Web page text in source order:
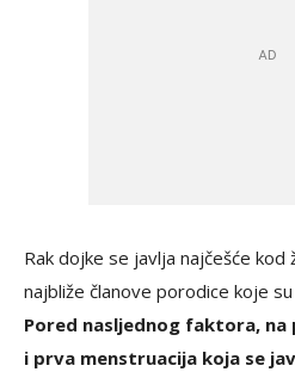
Rak dojke se javlja najčešće kod
najbliže članove porodice koje
Pored nasljednog faktora,
i prva menstruacija koja se